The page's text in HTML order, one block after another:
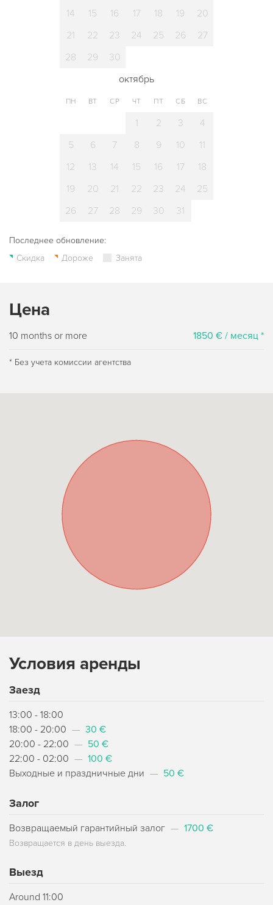
14 15 16 17 18 19
20
21
22 23 24 25 26
27
28
29
30
октябрь
ПН ВТ СР ЧТ ПТ СБ ВС
1 2 3
4
5
6 7 8 9 10
11
12
13 14 15 16 17
18
19
20 21 22 23 24
25
26
27 28 29 30 31
Последнее обновление:
Скидка
Дороже Занята
Цена
10 months or more 1850 € / месяц *
* Без учета комиссии агентства
Условия аренды
Заезд
13:00 - 18:00
18:00 - 20:00 — 30 €
20:00 - 22:00 — 50 €
22:00 - 02:00 — 100 €
Выходные и праздничные дни — 50 €
Залог
Возвращаемый гарантийный залог — 1700 €
Возвращается в день выезда.
Выезд
Around 11:00